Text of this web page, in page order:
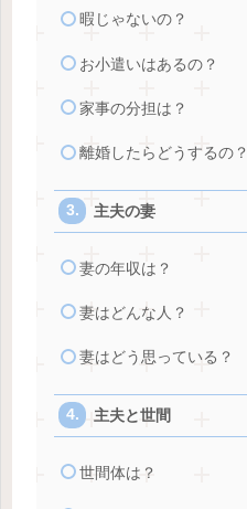
暇じゃないの？
お小遣いはあるの？
家事の分担は？
離婚したらどうするの？
主夫の妻
妻の年収は？
妻はどんな人？
妻はどう思っている？
主夫と世間
世間体は？